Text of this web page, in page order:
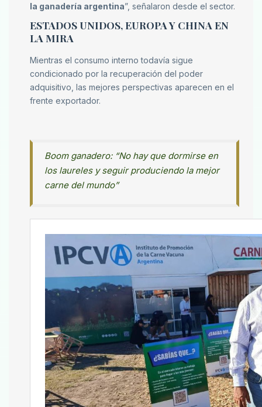
la ganadería argentina”, señalaron desde el sector.
ESTADOS UNIDOS, EUROPA Y CHINA EN
LA MIRA
Mientras el consumo interno todavía sigue
condicionado por la recuperación del poder
adquisitivo, las mejores perspectivas aparecen en el
frente exportador.
Boom ganadero: “No hay que dormirse en
los laureles y seguir produciendo la mejor
carne del mundo”